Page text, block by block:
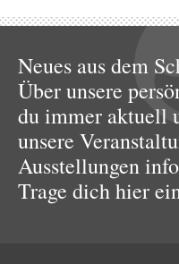
Neues aus dem
Über unsere
du immer aktuell
unsere
Ausstellungen
Trage dich hier